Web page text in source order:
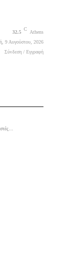
32.5
C
Athens
9 Αυγούστου, 2026
Σύνδεση / Εγγραφή